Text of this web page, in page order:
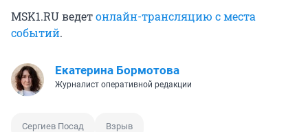
MSK1.RU ведетонлайн-трансляцию с места
событий.
Екатерина Бормотова
Журналист оперативной редакции
Сергиев Посад Взрыв